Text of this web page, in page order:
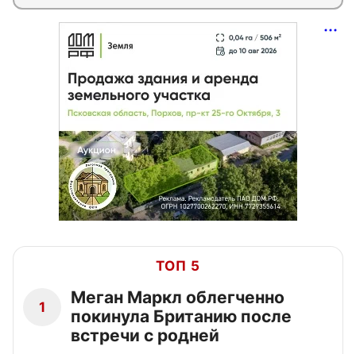
ТОП 5
1
Меган Маркл облегченно
покинула Британию после
встречи с родней